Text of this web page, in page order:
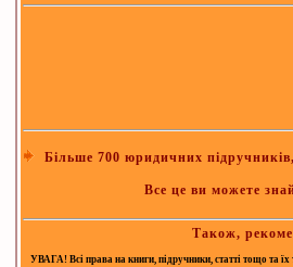
Більше 700 юридичних
Все це ви можете
Також,
УВАГА! Всі права на книги, підручники, статті тощо та